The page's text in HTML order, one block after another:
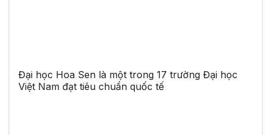
Đại học Hoa Sen là một trong 17 trường Đại học
Việt Nam đạt tiêu chuẩn quốc tế